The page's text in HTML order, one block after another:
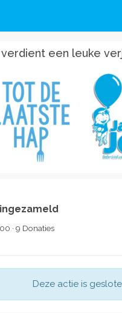
verdient een leuke
ingezameld
· 9 Donaties
Deze actie is